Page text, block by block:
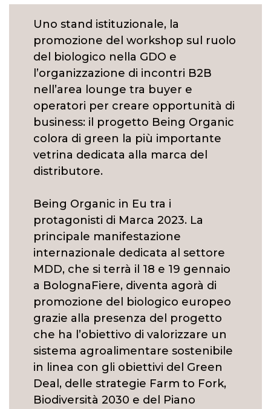
Uno stand istituzionale, la
promozione del workshop sul ruolo
del biologico nella GDO e
l’organizzazione di incontri B2B
nell’area lounge tra buyer e
operatori per creare opportunità di
business: il progetto Being Organic
colora di green la più importante
vetrina dedicata alla marca del
distributore.
Being Organic in Eu tra i
protagonisti di Marca 2023. La
principale manifestazione
internazionale dedicata al settore
MDD, che si terrà il 18 e 19 gennaio
a BolognaFiere, diventa agorà di
promozione del biologico europeo
grazie alla presenza del progetto
che ha l’obiettivo di valorizzare un
sistema agroalimentare sostenibile
in linea con gli obiettivi del Green
Deal, delle strategie Farm to Fork,
Biodiversità 2030 e del Piano